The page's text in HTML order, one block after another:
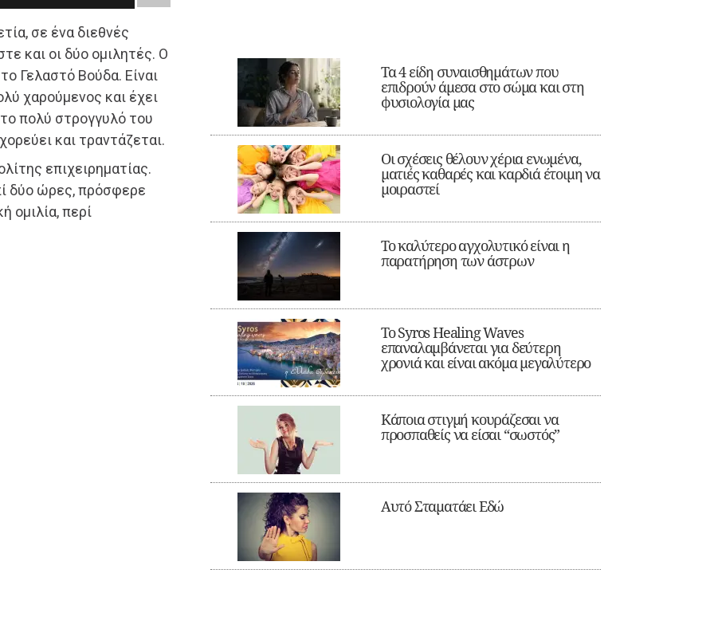
σε ένα διεθνές
και οι δύο ομιλητές. Ο
Γελαστό Βούδα. Είναι
χαρούμενος και έχει
πολύ στρογγυλό του
και τραντάζεται.
επιχειρηματίας.
δύο ώρες, πρόσφερε
ομιλία, περί
Τα 4 είδη συναισθημάτων που
επιδρούν άμεσα στο σώμα και στη
φυσιολογία μας
Οι σχέσεις θέλουν χέρια ενωμένα,
ματιές καθαρές και καρδιά έτοιμη να
μοιραστεί
Το καλύτερο αγχολυτικό είναι η
παρατήρηση των άστρων
Το Syros Healing Waves
επαναλαμβάνεται για δεύτερη
χρονιά και είναι ακόμα μεγαλύτερο
Κάποια στιγμή κουράζεσαι να
προσπαθείς να είσαι “σωστός”
Αυτό Σταματάει Εδώ